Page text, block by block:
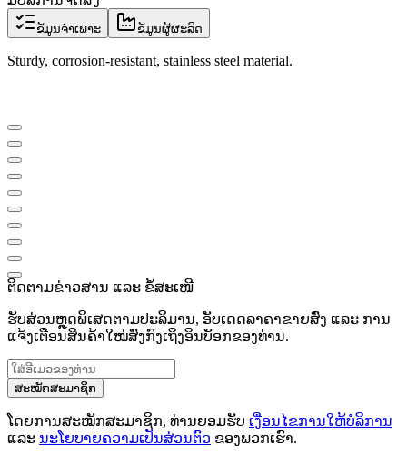
ຂໍ້ມູນຈຳເພາະ ຂໍ້ມູນຜູ້ຜະລິດ
Sturdy, corrosion-resistant, stainless steel material.
ຕິດຕາມຂ່າວສານ ແລະ ຂໍ້ສະເໜີ
ຮັບສ່ວນຫຼຸດພິເສດຕາມປະລິມານ, ອັບເດດລາຄາຂາຍສົ່ງ ແລະ ການ
ແຈ້ງເຕືອນສິນຄ້າໃໝ່ສົ່ງກົງເຖິງອິນບັອກຂອງທ່ານ.
ສະໝັກສະມາຊິກ
ໂດຍການສະໝັກສະມາຊິກ, ທ່ານຍອມຮັບ ເງື່ອນໄຂການໃຫ້ບໍລິການ
ແລະ ນະໂຍບາຍຄວາມເປັນສ່ວນຕົວ ຂອງພວກເຮົາ.